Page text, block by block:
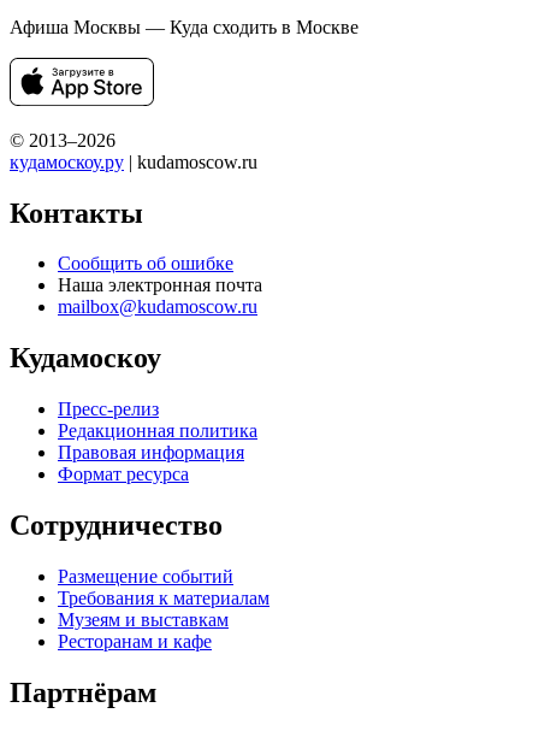
Афиша Москвы — Куда сходить в Москве
© 2013–2026
кудамоскоу.ру | kudamoscow.ru
Контакты
Сообщить об ошибке
Наша электронная почта
mailbox@kudamoscow.ru
Кудамоскоу
Пресс-релиз
Редакционная политика
Правовая информация
Формат ресурса
Сотрудничество
Размещение событий
Требования к материалам
Музеям и выставкам
Ресторанам и кафе
Партнёрам